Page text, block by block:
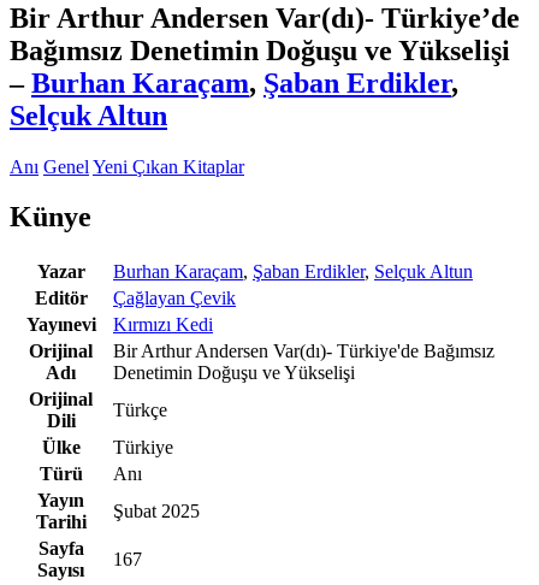
Bir Arthur Andersen Var(dı)- Türkiye’de
Bağımsız Denetimin Doğuşu ve Yükselişi
–Burhan Karaçam, Şaban Erdikler,
Selçuk Altun
Anı Genel Yeni Çıkan Kitaplar
Künye
Yazar Burhan Karaçam, Şaban Erdikler, Selçuk Altun
Editör
Çağlayan Çevik
Yayınevi
Kırmızı Kedi
Orijinal
Adı
Bir Arthur Andersen Var(dı)- Türkiye'de Bağımsız
Denetimin Doğuşu ve Yükselişi
Orijinal
Dili
Türkçe
Ülke
Türkiye
Türü
Anı
Yayın
Tarihi
Şubat 2025
Sayfa
Sayısı
167